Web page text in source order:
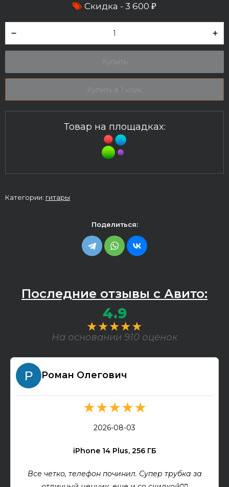
Скидка - 3 600 ₽
Купить
Купить в 1 клик
Товар на площадках:
Категории: гитары
Поделиться:
Последние отзывы с Авито:
4.9
★★★★★
На основании 910 оценок
Роман Олегович
★★★★★
2026-08-03
iPhone 14 Plus, 256 ГБ
Все четко, телефон починил. Супер трубка за